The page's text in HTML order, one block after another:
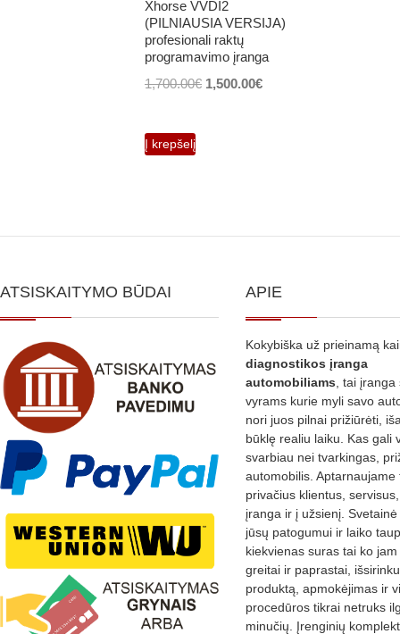
Xhorse VVDI2
(PILNIAUSIA VERSIJA)
profesionali raktų
programavimo įranga
1,700.00€ Original
1,500.00€Current
Į krepšelį
ATSISKAITYMO BŪDAI APIE
Kokybiška už prieinamą
diagnostikos įranga
automobiliams , tai
vyrams kurie myli savo
nori juos pilnai prižiūrėti,
būklę realiu laiku. Kas gali
svarbiau nei tvarkingas,
automobilis. Aptarnaujame
privačius klientus,
įranga ir į užsienį.
jūsų patogumui ir laiko
kiekvienas suras tai ko
greitai ir paprastai,
produktą, apmokėjimas ir
procedūros tikrai netruks
minučių. Įrenginių